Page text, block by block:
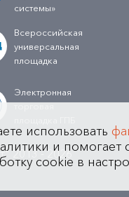
системы»
Всероссийская
универсальная
площадка
Электронная
торговая
2013 - 2026
использовать
и помогает
cookie в